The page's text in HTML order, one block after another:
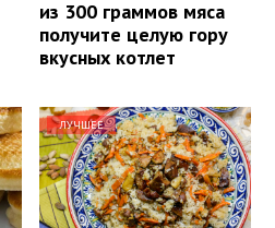
из 300 граммов мяса
получите целую гору
вкусных котлет
ЛУЧШЕЕ